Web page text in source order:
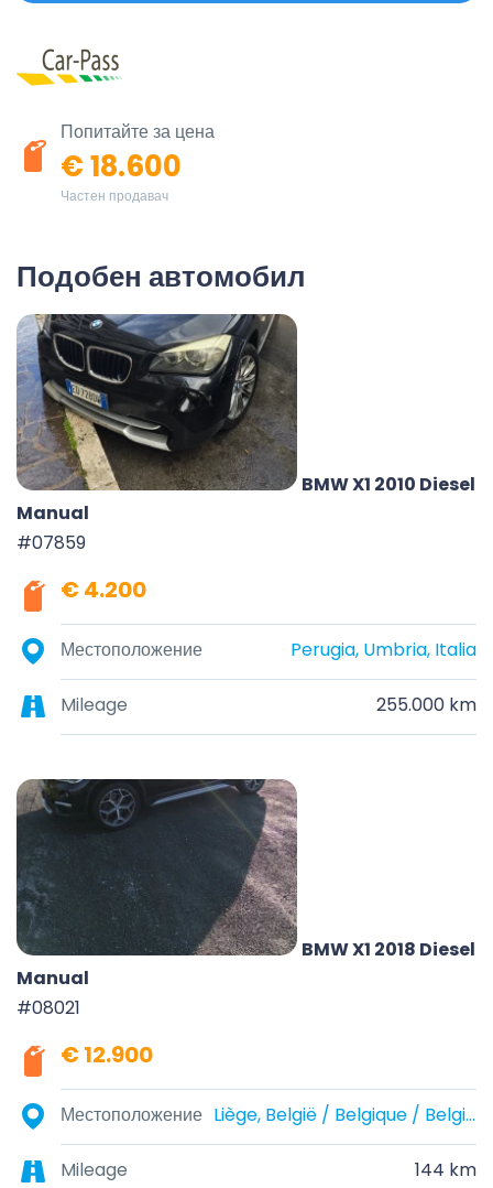
Попитайте за цена
€ 18.600
Частен продавач
Подобен автомобил
BMW X1 2010 Diesel
Manual
#07859
€ 4.200
Местоположение Perugia, Umbria, Italia
Mileage 255.000 km
BMW X1 2018 Diesel
Manual
#08021
€ 12.900
Местоположение Liège, België / Belgique / Belgien
Mileage 144 km